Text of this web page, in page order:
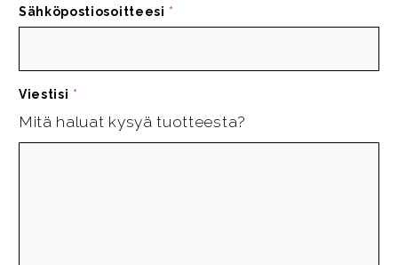
Sähköpostiosoitteesi *
Viestisi *
Mitä haluat kysyä tuotteesta?